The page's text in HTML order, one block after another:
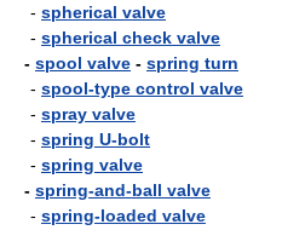
- spherical valve
- spherical check valve
- spool valve - spring turn
- spool-type control valve
- spray valve
- spring U-bolt
- spring valve
- spring-and-ball valve
- spring-loaded valve